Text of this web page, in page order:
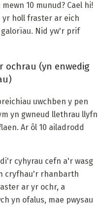
10 munud? Cael hi!
yr holl fraster ar eich
Nid yw'r prif
ochrau (yn enwedig
uwchben y pen
yn gwneud llethrau llyfn
Ar ôl 10 ailadrodd
cyhyrau cefn a'r wasg
cryfhau'r rhanbarth
ar yr ochr, a
yn ofalus, mae pwysau